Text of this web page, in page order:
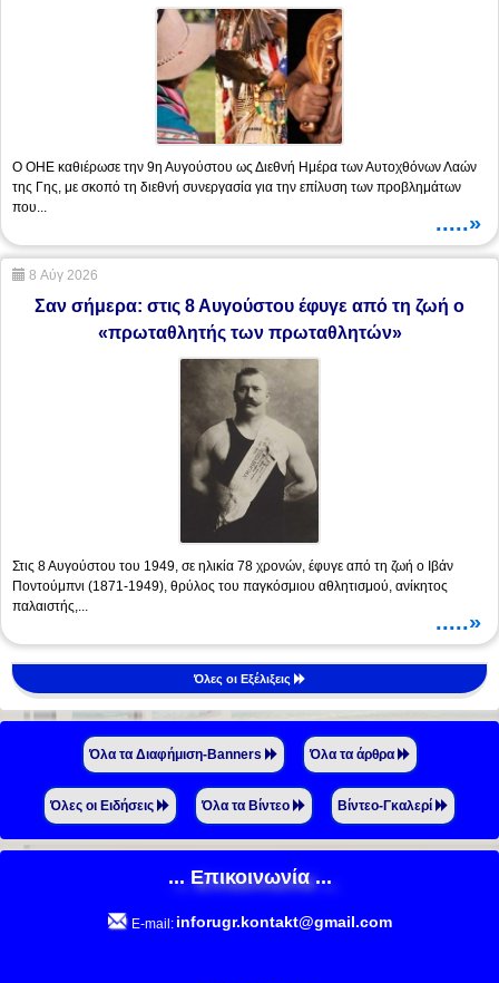
Ο ΟΗΕ καθιέρωσε την 9η Αυγούστου ως Διεθνή Ημέρα των Αυτοχθόνων Λαών
της Γης, με σκοπό τη διεθνή συνεργασία για την επίλυση των προβλημάτων
που...
.....»
8 Αύγ 2026
Σαν σήμερα: στις 8 Αυγούστου έφυγε από τη ζωή ο
«πρωταθλητής των πρωταθλητών»
Στις 8 Αυγούστου του 1949, σε ηλικία 78 χρονών, έφυγε από τη ζωή ο Ιβάν
Ποντούμπνι (1871-1949), θρύλος του παγκόσμιου αθλητισμού, ανίκητος
παλαιστής,...
.....»
Όλες οι Εξέλιξεις
Όλα τα Διαφήμιση-Banners Όλα τα άρθρα
Όλες οι Ειδήσεις Όλα τα Βίντεο Βίντεο-Γκαλερί
... Επικοινωνία ...
E-mail: inforugr.kontakt@gmail.com